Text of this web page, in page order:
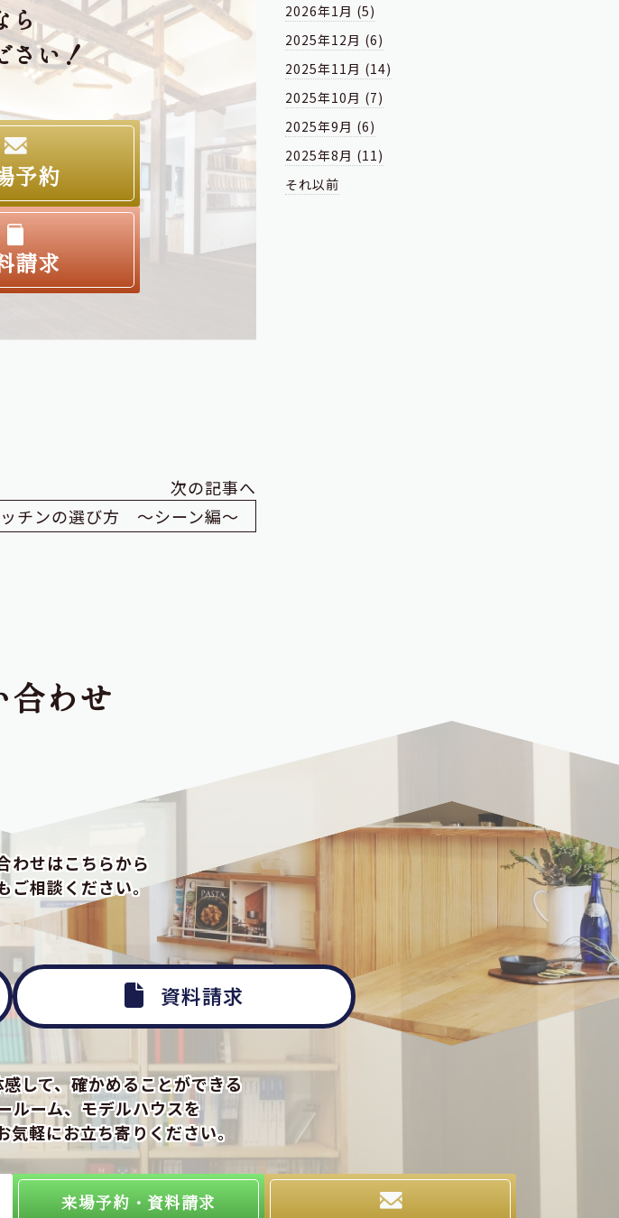
ら
さい！
予約
請求
次の記事へ
チンの選び方 ～シーン編～
2026年1月 (5)
2025年12月 (6)
2025年11月 (14)
2025年10月 (7)
2025年9月 (6)
2025年8月 (11)
それ以前
合わせ
わせはこちらから
ご相談ください。
資料請求
して、確かめることができる
ルーム、モデルハウスを
軽にお立ち寄りください。
来場予約・資料請求